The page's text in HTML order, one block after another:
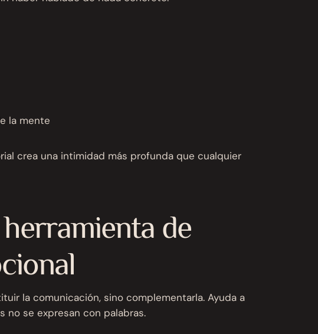
la mente
crea una intimidad más profunda que cualquier
de
la comunicación, sino complementarla. Ayuda a
no se expresan con palabras.